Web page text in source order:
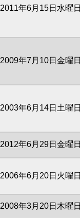
2011年6月15日水曜日
2009年7月10日金曜日
2003年6月14日土曜日
2012年6月29日金曜日
2006年6月20日火曜日
2008年3月20日木曜日